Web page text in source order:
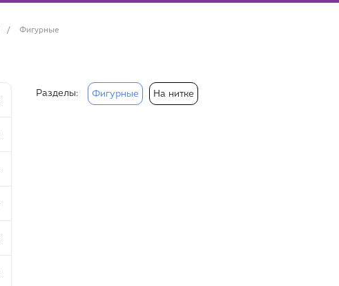
/ Фигурные
Разделы: Фигурные На нитке